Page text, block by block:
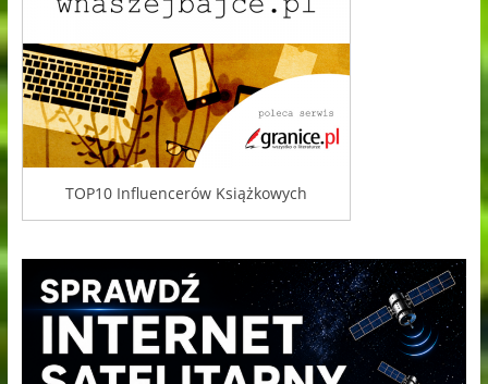
TOP10 Influencerów Książkowych